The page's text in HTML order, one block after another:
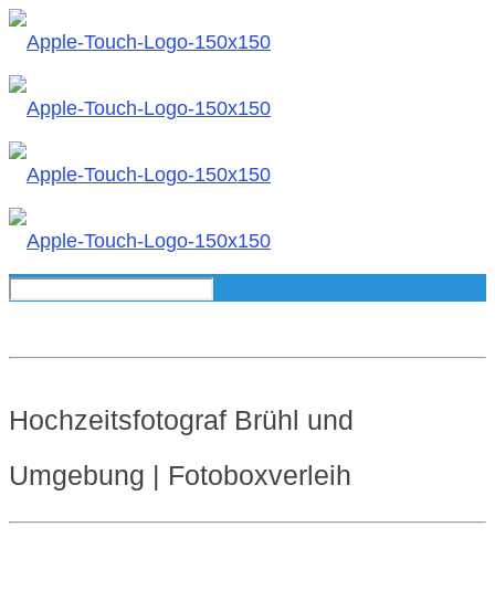
Hochzeitsfotograf Brühl und
Umgebung | Fotoboxverleih